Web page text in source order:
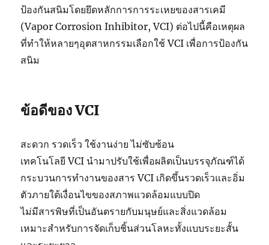
ป้องกันสนิมโดยยึดหลักการการระเหยของสารเคมี
(Vapor Corrosion Inhibitor, VCI) ต่อไปนี้คือเหตุผล
ที่ทำให้หลายๆอุตสาหกรรมเลือกใช้ VCI เพื่อการป้องกัน
สนิม
ข้อดีของ VCI
สะดวก รวดเร็ว ใช้งานง่าย ไม่ซับซ้อน
เทคโนโลยี VCI นำมาปรับใช้เพื่อผลิตเป็นบรรจุภัณฑ์ได้
กระบวนการทำงานของสาร VCI เกิดขึ้นรวดเร็วและอิ่ม
ตัวภายใต้เงื่อนไขของสภาพแวดล้อมแบบปิด
ไม่มีสารพิษที่เป็นอันตรายกับมนุษย์และสิ่งแวดล้อม
เหมาะสำหรับการจัดเก็บชิ้นส่วนโลหะทั้งแบบระยะสั้น